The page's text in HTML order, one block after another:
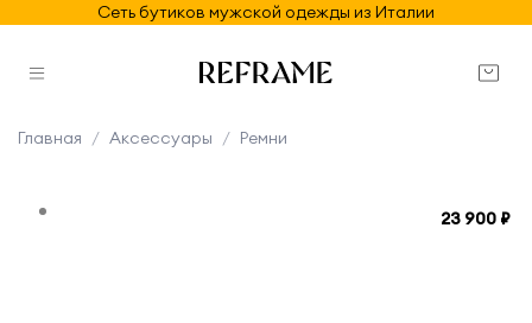
Сеть бутиков мужской одежды из Италии
Главная Аксессуары Ремни
23 900 ₽